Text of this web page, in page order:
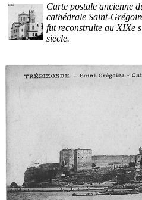
Carte postale ancienne
cathédrale Saint-
fut reconstruite au XIXe
siècle.